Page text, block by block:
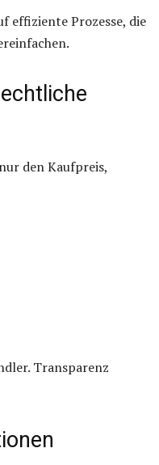
effiziente Prozesse, die
den Kaufpreis,
Transparenz